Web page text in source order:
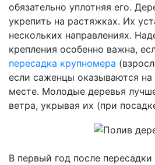
обязательно уплотняя его.
укрепить на растяжках. Их
нескольких направлениях.
крепления особенно важна,
пересадка крупномера
если саженцы оказываются
месте. Молодые деревья
ветра, укрывая их (при
В первый год после